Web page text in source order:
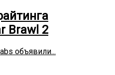
Brawl 2
объявили...